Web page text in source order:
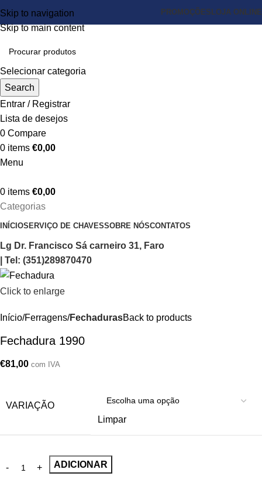
Skip to navigation
Skip to main content
PROMOÇÕES LOJA ONLINE
Selecionar categoria
Search
Entrar / Registrar
Lista de desejos
0 Compare
0 items €0,00
Menu
0 items €0,00
Categorias
INÍCIOSERVIÇO DE CHAVESSOBRE NÓSCONTATOS
Lg Dr. Francisco Sá carneiro 31, Faro
| Tel: (351)289870470
Click to enlarge
Início Ferragens FechadurasBack to products
Fechadura 1990
€81,00 com IVA
VARIAÇÃO
Limpar
ADICIONAR